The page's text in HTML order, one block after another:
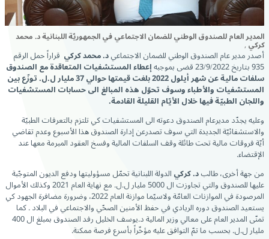
المدير العام للصندوق الوطني للضمان الاجتماعي في الجمهوريّة اللبنانية د. محمد
كركي,
أصدر مدير عام الصندوق الوطني للضمان الاجتماعيد. محمد كركي قراراً حمل الرقم
935 بتاريخ 23/9/2022 قضى بموجبه إعطاء المستشفيات المتعاقدة مع الصندوق
سلفات مالية عن شهر أيلول 2022 بلغت قيمتها حوالي 37 مليار ل.ل. توزّع بين
المستشفيات والأطباء وسوف تحوّل هذه المبالغ الى حسابات المستشفيات
واللجان الطبيّة فيها خلال الأيّام القليلة القادمة.
وعليه يجدّد مديرعام الصندوق دعوته الى المستشفيات كي تلتزم بالتعرفات الطبيّة
والاستشفائيّة الجديدة التي سوف تصدرعن إدارة الصندوق هذا الأسبوع وعدم تقاضي
أيّة فروقات مالية تحت طائلة وقف السلفات المالية وفسخ العقود المبرمة معها عند
الإقتضاء.
من جهة أخرى، طالبد. كركيالدولة اللبنانية تحمّل مسؤوليتها ودفع الديون المتوجّبة
عليها للصندوق والتي تجاوزت ال 5000 مليار ل.ل. مع نهاية العام 2021 وكذلك الأموال
المرصودة في الموازنات العامّة ولاسيّما موازنة العام 2022، وضرورة مضافرة الجهود كي
يستعيد الصندوق دوره الريادي في حفظ الأمنين الصحّي والاجتماعي في البلاد . كما
تمنّى المدير العام على معالي وزير المالية د.يوسف الخليل رفد الصندوق بمبلغ ال 400
مليار ل.ل. بحسب ما تمّ التوافق عليه مؤخّراً بأسرع فرصة ممكنة.